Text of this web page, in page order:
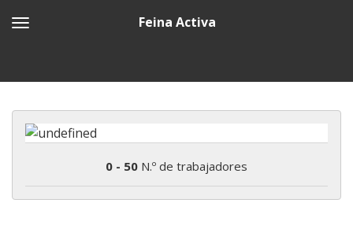
Feina Activa
0 - 50 N.º de trabajadores